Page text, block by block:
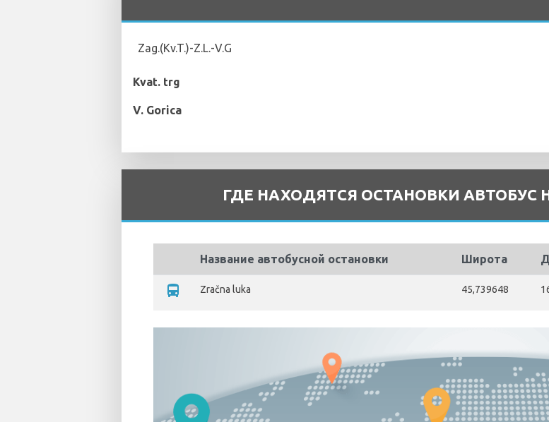
Zag.(Kv.T.)-Z.L.-V.G
Kvat. trg
V. Gorica
ГДЕ НАХОДЯТСЯ ОСТАНОВКИ АВТОБУС
Название автобусной остановки Широта
directions_bus Zračna luka 45,739648